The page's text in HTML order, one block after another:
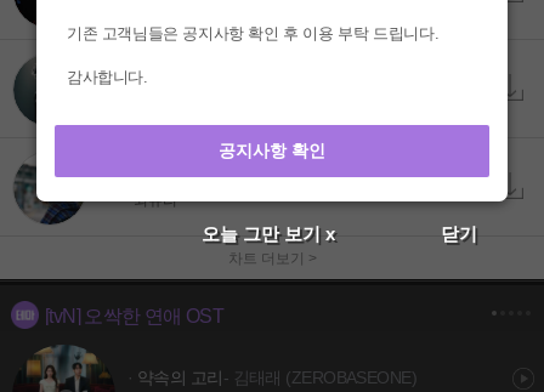
기존 고객님들은 공지사항 확인 후 이용 부탁 드립니다.
감사합니다.
공지사항 확인
오늘 그만 보기 x 닫기
9 미련이 춤을 춰
10 생각을 멈추다 보면
최유리
차트 더보기 >
[tvN] 오싹한 연애 OST
· 약속의 고리 - 김태래 (ZEROBASEONE)